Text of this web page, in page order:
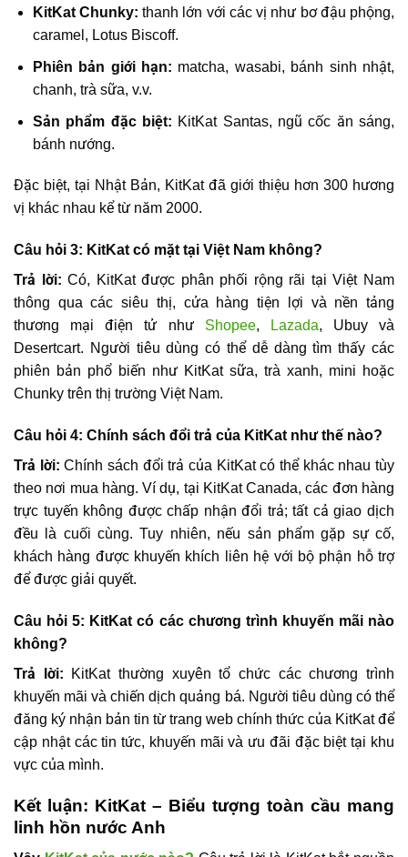
KitKat Chunky:thanh lớn với các vị như bơ đậu phộng,
caramel, Lotus Biscoff.
Phiên bản giới hạn: matcha, wasabi, bánh sinh nhật,
chanh, trà sữa, v.v.
Sản phẩm đặc biệt: KitKat Santas, ngũ cốc ăn sáng,
bánh nướng.
Đặc biệt, tại Nhật Bản, KitKat đã giới thiệu hơn 300 hương
vị khác nhau kể từ năm 2000.
Câu hỏi 3: KitKat có mặt tại Việt Nam không?
Trả lời:Có, KitKat được phân phối rộng rãi tại Việt Nam
thông qua các siêu thị, cửa hàng tiện lợi và nền tảng
thương mại điện tử như Shopee, Lazada, Ubuy và
Desertcart. Người tiêu dùng có thể dễ dàng tìm thấy các
phiên bản phổ biến như KitKat sữa, trà xanh, mini hoặc
Chunky trên thị trường Việt Nam.
Câu hỏi 4: Chính sách đổi trả của KitKat như thế nào?
Trả lời: Chính sách đổi trả của KitKat có thể khác nhau tùy
theo nơi mua hàng. Ví dụ, tại KitKat Canada, các đơn hàng
trực tuyến không được chấp nhận đổi trả; tất cả giao dịch
đều là cuối cùng. Tuy nhiên, nếu sản phẩm gặp sự cố,
khách hàng được khuyến khích liên hệ với bộ phận hỗ trợ
để được giải quyết.
Câu hỏi 5: KitKat có các chương trình khuyến mãi nào
không?
Trả lời: KitKat thường xuyên tổ chức các chương trình
khuyến mãi và chiến dịch quảng bá. Người tiêu dùng có thể
đăng ký nhận bản tin từ trang web chính thức của KitKat để
cập nhật các tin tức, khuyến mãi và ưu đãi đặc biệt tại khu
vực của mình.
Kết luận: KitKat – Biểu tượng toàn cầu mang
linh hồn nước Anh